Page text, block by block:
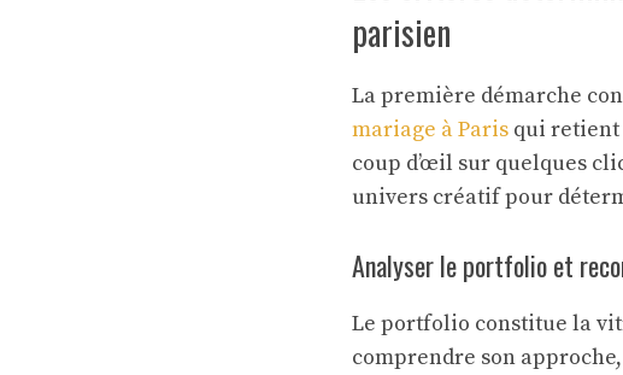
parisien
La première démarche
mariage à Paris qui retient
coup d’œil sur quelques
univers créatif pour
Analyser le portfolio et
Le portfolio constitue la
comprendre son